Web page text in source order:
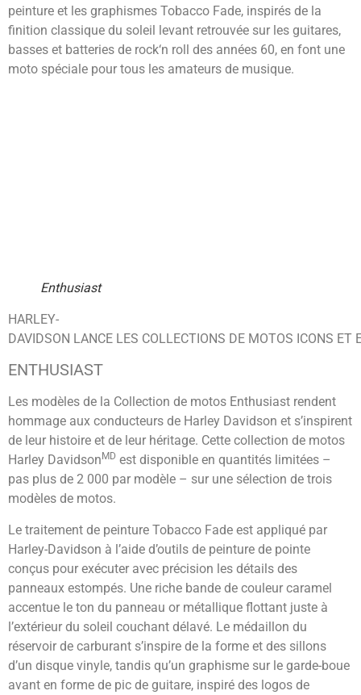
peinture et les graphismes Tobacco Fade, inspirés de la
finition classique du soleil levant retrouvée sur les guitares,
basses et batteries de rock‘n roll des années 60, en font une
moto spéciale pour tous les amateurs de musique.
Enthusiast
HARLEY-
DAVIDSON LANCE LES COLLECTIONS DE MOTOS ICONS ET
ENTHUSIAST
Les modèles de la Collection de motos Enthusiast rendent
hommage aux conducteurs de Harley Davidson et s’inspirent
de leur histoire et de leur héritage. Cette collection de motos
Harley Davidson MD est disponible en quantités limitées –
pas plus de 2 000 par modèle – sur une sélection de trois
modèles de motos.
Le traitement de peinture Tobacco Fade est appliqué par
Harley-Davidson à l’aide d’outils de peinture de pointe
conçus pour exécuter avec précision les détails des
panneaux estompés. Une riche bande de couleur caramel
accentue le ton du panneau or métallique flottant juste à
l’extérieur du soleil couchant délavé. Le médaillon du
réservoir de carburant s’inspire de la forme et des sillons
d’un disque vinyle, tandis qu’un graphisme sur le garde-boue
avant en forme de pic de guitare, inspiré des logos de